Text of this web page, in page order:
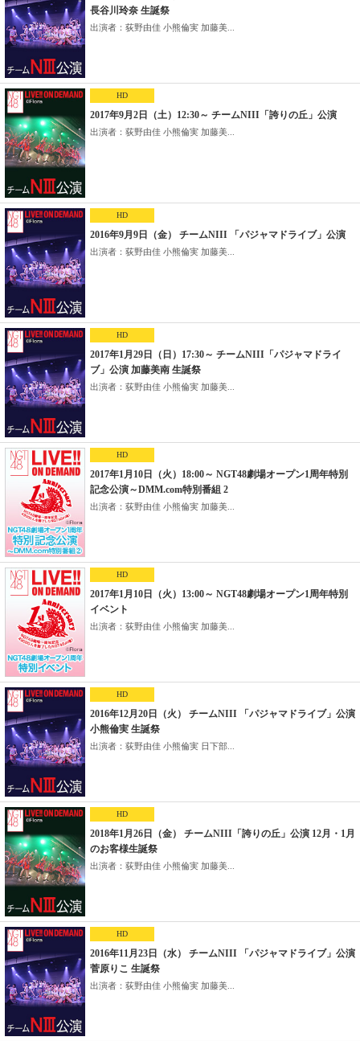
長谷川玲奈 生誕祭
出演者：荻野由佳 小熊倫実 加藤美...
HD
2017年9月2日（土）12:30～ チームNIII「誇りの丘」公演
出演者：荻野由佳 小熊倫実 加藤美...
HD
2016年9月9日（金） チームNIII 「パジャマドライブ」公演
出演者：荻野由佳 小熊倫実 加藤美...
HD
2017年1月29日（日）17:30～ チームNIII「パジャマドライ
ブ」公演 加藤美南 生誕祭
出演者：荻野由佳 小熊倫実 加藤美...
HD
2017年1月10日（火）18:00～ NGT48劇場オープン1周年特別
記念公演～DMM.com特別番組 2
出演者：荻野由佳 小熊倫実 加藤美...
HD
2017年1月10日（火）13:00～ NGT48劇場オープン1周年特別
イベント
出演者：荻野由佳 小熊倫実 加藤美...
HD
2016年12月20日（火） チームNIII 「パジャマドライブ」公演
小熊倫実 生誕祭
出演者：荻野由佳 小熊倫実 日下部...
HD
2018年1月26日（金） チームNIII「誇りの丘」公演 12月・1月
のお客様生誕祭
出演者：荻野由佳 小熊倫実 加藤美...
HD
2016年11月23日（水） チームNIII 「パジャマドライブ」公演
菅原りこ 生誕祭
出演者：荻野由佳 小熊倫実 加藤美...